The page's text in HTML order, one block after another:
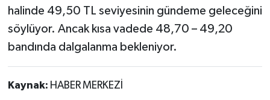
halinde 49,50 TL seviyesinin gündeme geleceğini
söylüyor. Ancak kısa vadede 48,70 – 49,20
bandında dalgalanma bekleniyor.
Kaynak: HABER MERKEZİ